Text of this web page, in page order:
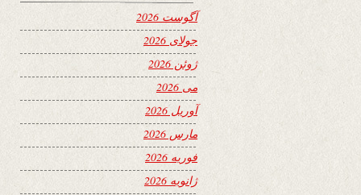
آگوست 2026
جولای 2026
ژوئن 2026
می 2026
آوریل 2026
مارس 2026
فوریه 2026
ژانویه 2026